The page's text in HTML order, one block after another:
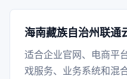
海南藏族自治州联通
适合企业官网、电商平
戏服务、业务系统和混